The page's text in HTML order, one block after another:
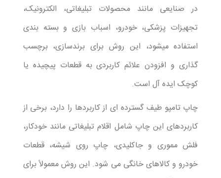
در صنایعی مانند محصولات تبلیغاتی، الکترونیک،
تجهیزات پزشکی، خودرو، اسباب بازی و بسته بندی
استفاده میشود، این روش برای برندسازی، برچسب
گذاری و افزودن علائم کاربردی به قطعات پیچیده یا
کوچک ایده آل است.
چاپ تامپو طیف گسترده ای از کاربردها را دارد، برخی از
کاربردهای این چاپ شامل اقلام تبلیغاتی مانند خودکار،
فلش مموری و جاکلیدی، چاپ روی شیشه، قطعات
خودرو و کالاهای خانگی می شود. این روش معمولاً برای